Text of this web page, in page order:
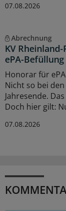
07.08.2026
Abrechnung
KV
ePA-
Honorar für
Nicht so bei
Jahresende.
Doch hier gilt:
07.08.2026